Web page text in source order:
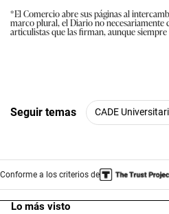
*El Comercio abre sus páginas al
marco plural, el Diario no necesariamente
articulistas que las firman, aunque siempre
Seguir temas CADE
Conforme a los criterios de
Lo más visto